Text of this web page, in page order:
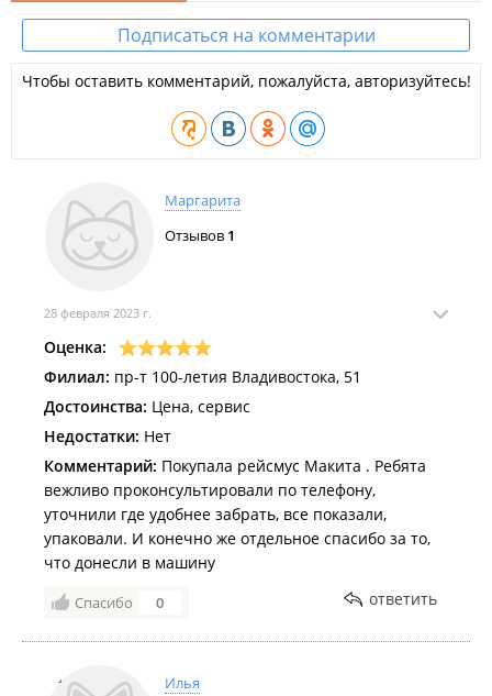
Подписаться на комментарии
Чтобы оставить комментарий, пожалуйста, авторизуйтесь!
Маргарита
Отзывов 1
28 февраля 2023 г.
Оценка:
Филиал: пр-т 100-летия Владивостока, 51
Достоинства: Цена, сервис
Недостатки: Нет
Комментарий: Покупала рейсмус Макита . Ребята
вежливо проконсультировали по телефону,
уточнили где удобнее забрать, все показали,
упаковали. И конечно же отдельное спасибо за то,
что донесли в машину
Спасибо 0 ответить
Илья